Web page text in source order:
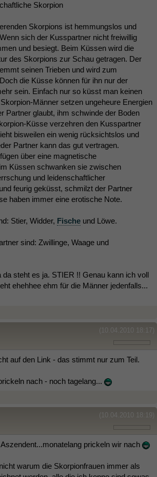
Skorpion
Skorpions ist hemmungslos und
sich der Kusspartner nicht freiwillig
und besiegt. Beim Küssen wird die
des Skorpions zur Schau getragen. Der
seinen Trieben und wird zum
die Küsse können für ihn nur der
sein. Einfach nur so küsst man keinen
Männer setzen ungeheure Energien
Partner glaubt, ihm schwinde der Boden
Küsse verzehren den Kusspartner
bisweilen ein wenig rücksichtslos und
Partner kann das gut vertragen.
über eine magnetische
Küssen schwanken sie zwischen
und leidenschaftlicher
feurig geküsst, schmilzt der Partner
haben immer eine erotische Note.
Stier, Widder, Fische und Löwe.
sind: Zwillinge, Waage und
da steht es ja. STIER !! Genau kann ich voll
ehehhee ehm für die Männer jedenfalls...
(10.04.2010 18:17)
auf den Link - das stimmt nur zum Teil.
nach - noch tagelang...
(10.04.2010 18:19)
prickeln wir nach
warum die Skorpionfrauen immer als